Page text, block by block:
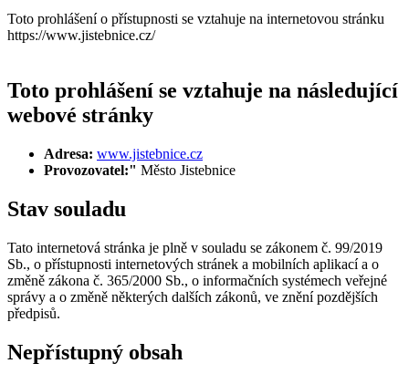
Toto prohlášení o přístupnosti se vztahuje na internetovou stránku
https://www.jistebnice.cz/
Toto prohlášení se vztahuje na následující
webové stránky
Adresa: www.jistebnice.cz
Provozovatel:" Město Jistebnice
Stav souladu
Tato internetová stránka je plně v souladu se zákonem č. 99/2019
Sb., o přístupnosti internetových stránek a mobilních aplikací a o
změně zákona č. 365/2000 Sb., o informačních systémech veřejné
správy a o změně některých dalších zákonů, ve znění pozdějších
předpisů.
Nepřístupný obsah